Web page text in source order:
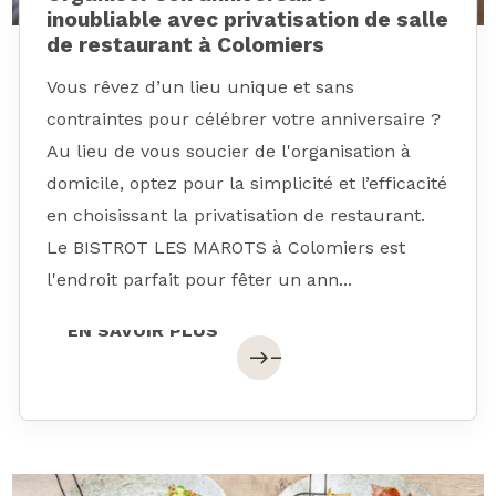
inoubliable avec privatisation de salle
de restaurant à Colomiers
Vous rêvez d’un lieu unique et sans
contraintes pour célébrer votre anniversaire ?
Au lieu de vous soucier de l'organisation à
domicile, optez pour la simplicité et l’efficacité
en choisissant la privatisation de restaurant.
Le BISTROT LES MAROTS à Colomiers est
l'endroit parfait pour fêter un ann...
EN SAVOIR PLUS
easteast